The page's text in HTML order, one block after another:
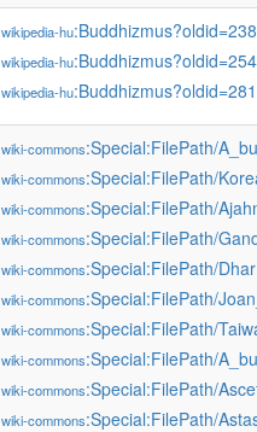
wikipedia-hu
wikipedia-hu
wikipedia-hu
wiki-commons:Special:FilePath/
wiki-commons:Special:FilePath/
wiki-commons:Special:FilePath/
wiki-commons:Special:FilePath/
wiki-commons:Special:FilePath/
wiki-commons:Special:FilePath/
wiki-commons:Special:FilePath/
wiki-commons:Special:FilePath/
wiki-commons:Special:FilePath/
wiki-commons:Special:FilePath/